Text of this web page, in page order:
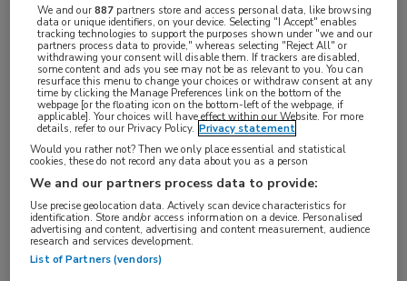
Login ofAccount maken
20 september 2022
heeft deze
uitzending live plaats gevonden. Uitzending
gemist? U kunt de webcast nu on demand
We and our887 partners store and access personal data, like browsing
data or unique identifiers, on your device. Selecting "I Accept" enables
tracking technologies to support the purposes shown under "we and our
partners process data to provide," whereas selecting "Reject All" or
withdrawing your consent will disable them. If trackers are disabled,
some content and ads you see may not be as relevant to you. You can
resurface this menu to change your choices or withdraw consent at any
time by clicking the Manage Preferences link on the bottom of the
webpage [or the floating icon on the bottom-left of the webpage, if
applicable]. Your choices will have effect within our Website. For more
details, refer to our Privacy Policy. Privacy statement
Would you rather not? Then we only place essential and statistical
cookies, these do not record any data about you as a person
We and our partners process data to provide:
Use precise geolocation data. Actively scan device characteristics for
identification. Store and/or access information on a device. Personalised
advertising and content, advertising and content measurement, audience
research and services development.
List of Partners (vendors)